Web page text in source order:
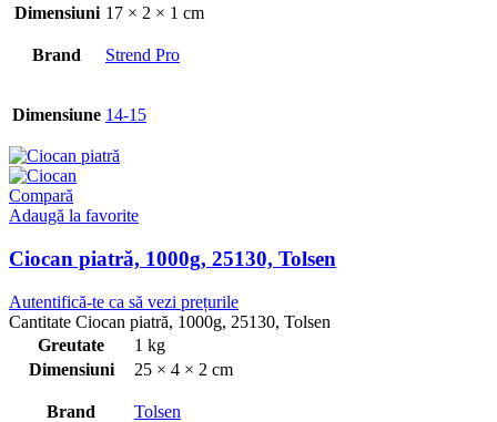
Dimensiuni 17 × 2 × 1 cm
Brand Strend Pro
Dimensiune 14-15
Compară
Adaugă la favorite
Ciocan piatră, 1000g, 25130, Tolsen
Autentifică-te ca să vezi prețurile
Cantitate Ciocan piatră, 1000g, 25130, Tolsen
Greutate
1 kg
Dimensiuni
25 × 4 × 2 cm
Brand Tolsen